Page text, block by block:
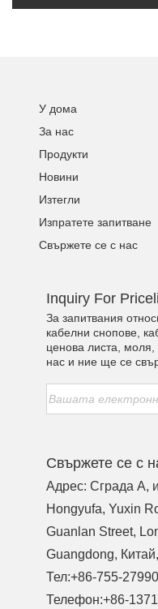
У дома
За нас
Продукти
Новини
Изтегли
Изпратете запитване
Свържете се с нас
Inquiry For
За запитвания
кабелни снопове,
ценова листа,
нас и ние ще се
Свържете се с
Адрес: Сграда A,
Hongyufa, Yuxin
Guanlan Street,
Guangdong,
Тел:+86-755-
Телефон:+86-